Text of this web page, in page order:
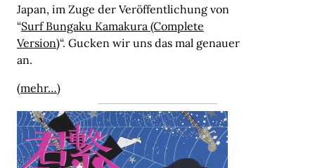
Japan, im Zuge der Veröffentlichung von
“Surf Bungaku Kamakura (Complete
Version)“. Gucken wir uns das mal genauer
an.
(mehr…)